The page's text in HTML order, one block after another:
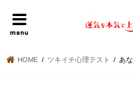
menu
HOME
HOME ツキイチ心理テスト あ